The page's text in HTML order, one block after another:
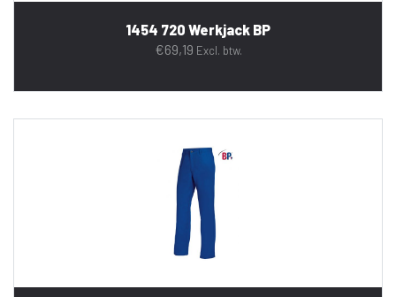
1454 720 Werkjack BP
€69,19 Excl. btw.